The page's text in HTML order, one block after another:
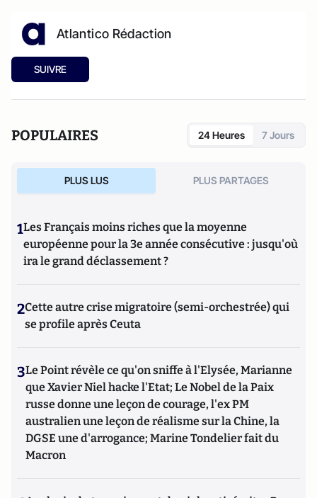
Atlantico Rédaction
SUIVRE
POPULAIRES 24 Heures 7 Jours
PLUS LUS PLUS PARTAGES
1Les Français moins riches que la moyenne
européenne pour la 3e année consécutive : jusqu'où
ira le grand déclassement ?
2Cette autre crise migratoire (semi-orchestrée) qui
se profile après Ceuta
3Le Point révèle ce qu'on sniffe à l'Elysée, Marianne
que Xavier Niel hacke l'Etat; Le Nobel de la Paix
russe donne une leçon de courage, l'ex PM
australien une leçon de réalisme sur la Chine, la
DGSE une d'arrogance; Marine Tondelier fait du
Macron